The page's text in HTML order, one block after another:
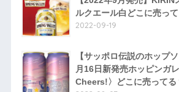
ルクエール白どこに売って
2022-09-19
【サッポロ伝説のホップ
月16日新発売ホッピンガ
Cheers!〉どこに売ってる